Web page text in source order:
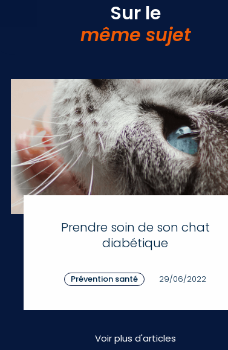
Sur le
même sujet
Prendre soin de son chat
diabétique
Prévention santé 29/06/2022
Voir plus d'articles